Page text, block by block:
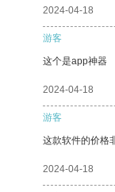
2024-04-18
游客
这个是app神器
2024-04-18
游客
这款软件的价格
2024-04-18